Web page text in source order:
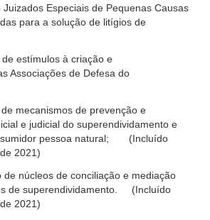
Juizados Especiais de Pequenas Causas
para a solução de litígios de
estímulos à criação e
Associações de Defesa do
mecanismos de prevenção e
e judicial do superendividamento e
pessoa natural; (Incluído
2021)
de núcleos de conciliação e mediação
de superendividamento. (Incluído
2021)